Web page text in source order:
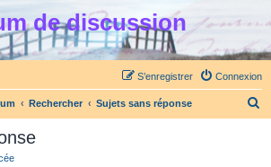
de discussion
Connexion
S’enregistrer
Rechercher Sujets sans réponse